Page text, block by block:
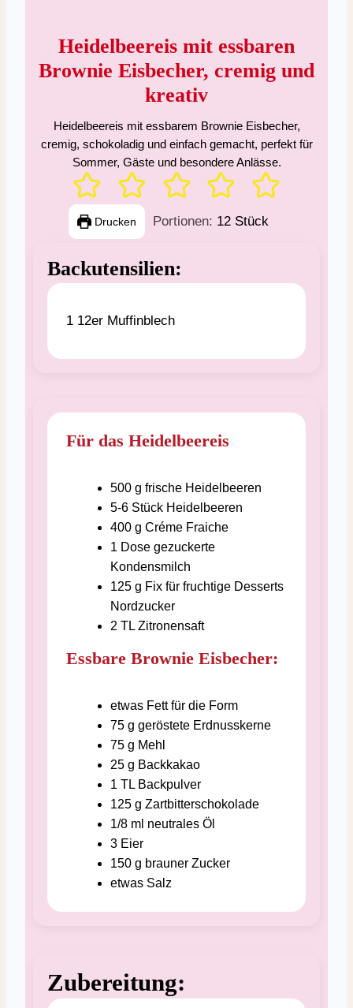
Heidelbeereis mit essbaren
Brownie Eisbecher, cremig und
kreativ
Heidelbeereis mit essbarem Brownie Eisbecher,
cremig, schokoladig und einfach gemacht, perfekt für
Sommer, Gäste und besondere Anlässe.
Drucken Portionen: 12 Stück
Backutensilien:
1 12er Muffinblech
Für das Heidelbeereis
500 g frische Heidelbeeren
5-6 Stück Heidelbeeren
400 g Créme Fraiche
1 Dose gezuckerte
Kondensmilch
125 g Fix für fruchtige Desserts
Nordzucker
2 TL Zitronensaft
Essbare Brownie Eisbecher:
etwas Fett für die Form
75 g geröstete Erdnusskerne
75 g Mehl
25 g Backkakao
1 TL Backpulver
125 g Zartbitterschokolade
1/8 ml neutrales Öl
3 Eier
150 g brauner Zucker
etwas Salz
Zubereitung: